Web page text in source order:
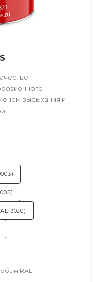
высыхания и
3020)
RAL